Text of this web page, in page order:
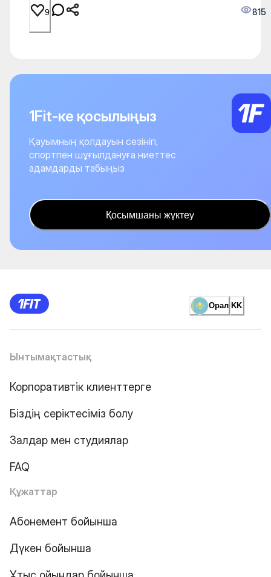
9 815
1Fit-ке қосылыңыз
Қауымның қолдауын сезініп,
спортпен шұғылдануға ниеттес
адамдарды табыңыз
Қосымшаны жүктеу
Орал KK
Ынтымақтастық
Корпоративтік клиенттерге
Біздің серіктесіміз болу
Залдар мен студиялар
FAQ
Құжаттар
Абонемент бойынша
Дүкен бойынша